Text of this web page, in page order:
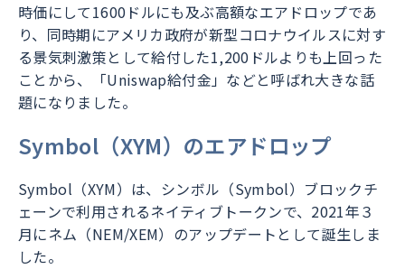
時価にして1600ドルにも及ぶ高額なエアドロップであ
り、同時期にアメリカ政府が新型コロナウイルスに対す
る景気刺激策として給付した1,200ドルよりも上回った
ことから、「Uniswap給付金」などと呼ばれ大きな話
題になりました。
Symbol（XYM）のエアドロップ
Symbol（XYM）は、シンボル（Symbol）ブロックチ
ェーンで利用されるネイティブトークンで、2021年３
月にネム（NEM/XEM）のアップデートとして誕生しま
した。